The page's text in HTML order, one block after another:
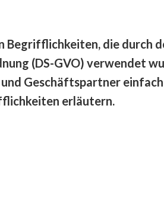
Begrifflichkeiten, die durch
(DS-GVO) verwendet
Geschäftspartner
erläutern.